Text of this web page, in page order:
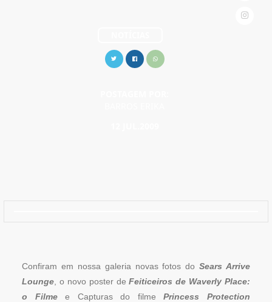
Confiram em nossa galeria novas fotos doSears Arrive
Lounge , o novo poster deFeiticeiros de Waverly Place:
o Filmee Capturas do filmePrincess Protection